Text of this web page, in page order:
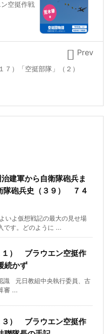
空挺作戦
７）「空挺部隊」（２）
 Prev
建軍から自衛隊砲兵ま
隊砲兵史（３９） ７４
よ仮想戦記の最大の見せ場
です。どのように ...
１） ブラウエン空挺作
続かず
識 元日教組中央執行委員、古
審 ...
３） ブラウエン空挺作